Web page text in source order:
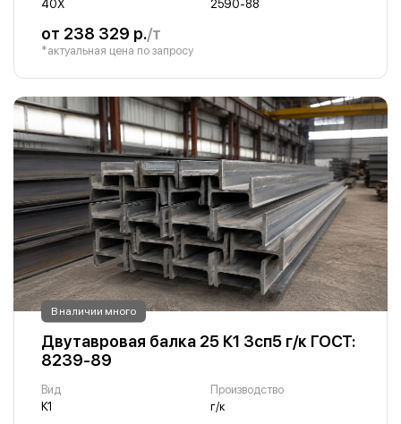
40Х
2590-88
от 238 329 р./т
*актуальная цена по запросу
В наличии много
Двутавровая балка 25 К1 3сп5 г/к ГОСТ:
8239-89
Вид
К1
Производство
г/к